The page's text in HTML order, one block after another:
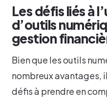
Les défis liés à
d’outils
gestion
Bien que les outils
nombreux avantages,
défis à prendre en